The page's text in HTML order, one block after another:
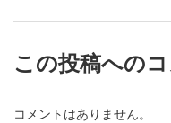
この投稿への
コメントはありません。